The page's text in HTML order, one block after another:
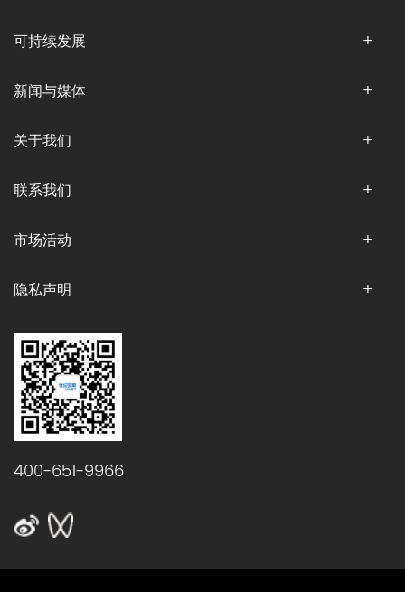
可持续发展
新闻与媒体
关于我们
联系我们
市场活动
隐私声明
400-651-9966